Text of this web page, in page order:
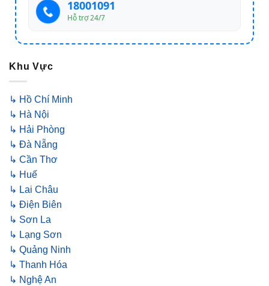
18001091
Hỗ trợ 24/7
Khu Vực
↳ Hồ Chí Minh
↳ Hà Nội
↳ Hải Phòng
↳ Đà Nẵng
↳ Cần Thơ
↳ Huế
↳ Lai Châu
↳ Điện Biên
↳ Sơn La
↳ Lạng Sơn
↳ Quảng Ninh
↳ Thanh Hóa
↳ Nghệ An